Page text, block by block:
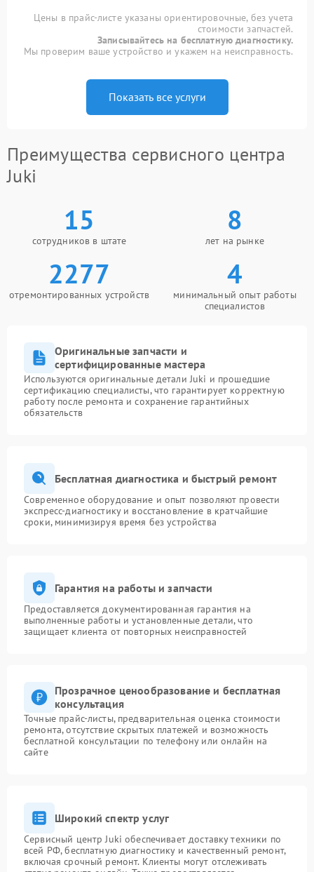
Цены в прайс-листе указаны ориентировочные, без учета
стоимости запчастей.
Записывайтесь на бесплатную диагностику.
Мы проверим ваше устройство и укажем на неисправность.
Показать все услуги
Преимущества сервисного центра
Juki
15
сотрудников в штате
8
лет на рынке
2277
отремонтированных устройств
4
минимальный опыт работы
специалистов
Оригинальные запчасти и
сертифицированные мастера
Используются оригинальные детали Juki и прошедшие
сертификацию специалисты, что гарантирует корректную
работу после ремонта и сохранение гарантийных
обязательств
Бесплатная диагностика и быстрый ремонт
Современное оборудование и опыт позволяют провести
экспресс-диагностику и восстановление в кратчайшие
сроки, минимизируя время без устройства
Гарантия на работы и запчасти
Предоставляется документированная гарантия на
выполненные работы и установленные детали, что
защищает клиента от повторных неисправностей
Прозрачное ценообразование и бесплатная
консультация
Точные прайс-листы, предварительная оценка стоимости
ремонта, отсутствие скрытых платежей и возможность
бесплатной консультации по телефону или онлайн на
сайте
Широкий спектр услуг
Сервисный центр Juki обеспечивает доставку техники по
всей РФ, бесплатную диагностику и качественный ремонт,
включая срочный ремонт. Клиенты могут отслеживать